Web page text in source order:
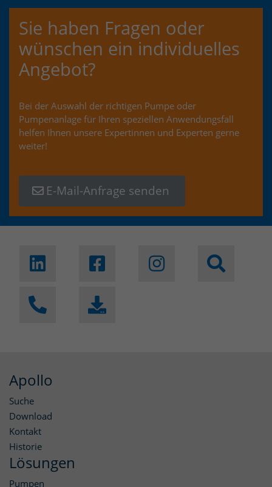
Sie haben Fragen oder
wünschen ein individuelles
Angebot?
Bei der Auswahl der richtigen Pumpe oder
Pumpenanlage für Ihren speziellen Anwendungsfall
helfen Ihnen unsere Expertinnen und Experten gerne
weiter!
E-Mail-Anfrage senden
Apollo
Suche
Download
Kontakt
Historie
Lösungen
Pumpen